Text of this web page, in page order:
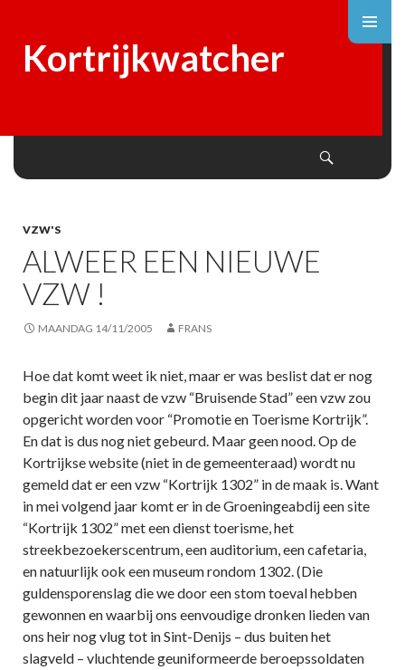
Kortrijkwatcher
VZW'S
ALWEER EEN NIEUWE
VZW !
MAANDAG 14/11/2005 FRANS
Hoe dat komt weet ik niet, maar er was beslist dat er nog
begin dit jaar naast de vzw “Bruisende Stad” een vzw zou
opgericht worden voor “Promotie en Toerisme Kortrijk”.
En dat is dus nog niet gebeurd. Maar geen nood. Op de
Kortrijkse website (niet in de gemeenteraad) wordt nu
gemeld dat er een vzw “Kortrijk 1302” in de maak is. Want
in mei volgend jaar komt er in de Groeningeabdij een site
“Kortrijk 1302” met een dienst toerisme, het
streekbezoekerscentrum, een auditorium, een cafetaria,
en natuurlijk ook een museum rondom 1302. (Die
guldensporenslag die we door een stom toeval hebben
gewonnen en waarbij ons eenvoudige dronken lieden van
ons heir nog vlug tot in Sint-Denijs – dus buiten het
slagveld – vluchtende geuniformeerde beroepssoldaten